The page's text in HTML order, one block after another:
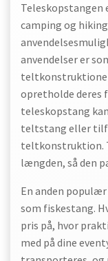
Teleskopstangen
camping og
anvendelser er
opretholde deres
teleskopstang
teltstang eller
teltkonstruktion.
længden, så den
En anden
som fiskestang.
pris på, hvor
med på dine